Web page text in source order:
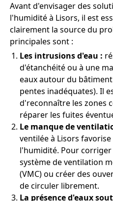
Avant d'envisager des
l'humidité à Lisors, il est
clairement la source du
principales sont :
Les intrusions d'eau :
d'étanchéité ou à une
eaux autour du
pentes inadéquates). Il
d'reconnaître les zones
réparer les fuites
Le manque de
ventilée à Lisors
l'humidité. Pour
système de ventilation
(VMC) ou créer des
de circuler librement.
La présence d'eaux